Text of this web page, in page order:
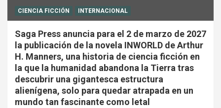
CIENCIA FICCIÓN INTERNACIONAL
Saga Press anuncia para el 2 de marzo de 2027
la publicación de la novela INWORLD de Arthur
H. Manners, una historia de ciencia ficción en
la que la humanidad abandona la Tierra tras
descubrir una gigantesca estructura
alienígena, solo para quedar atrapada en un
mundo tan fascinante como letal